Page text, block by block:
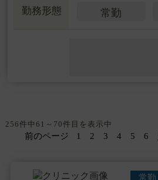
勤務形態 常勤
256件中61～70件目を表示中
前のページ 1 2 3 4 5 6
常勤